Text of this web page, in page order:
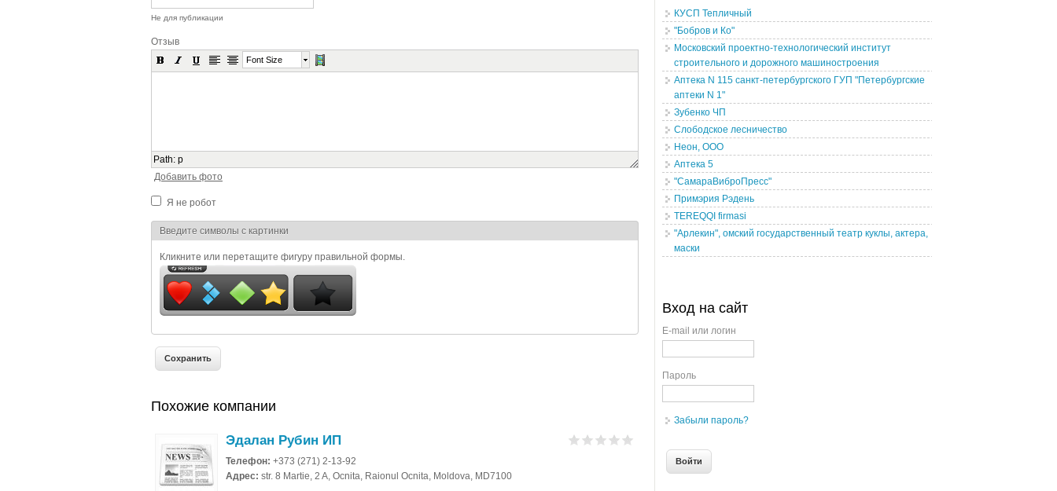
Не для публикации
Отзыв
Font Size
Path: p
Добавить фото
Я не робот
Я спамер
Введите символы с картинки
Кликните или перетащите фигуру правильной формы.
Похожие компании
Эдалан Рубин ИП
Телефон: +373 (271) 2-13-92
Адрес: str. 8 Martie, 2 A, Ocnita, Raionul Ocnita, Moldova, MD7100
КУСП Тепличный
"Бобров и Ко"
Московский проектно-технологический институт
строительного и дорожного машиностроения
Аптека N 115 санкт-петербургского ГУП "Петербургские
аптеки N 1"
Зубенко ЧП
Слободское лесничество
Неон, ООО
Аптека 5
"СамараВиброПресс"
Примэрия Рэдень
TEREQQI firmasi
"Арлекин", омский государственный театр куклы, актера,
маски
Вход на сайт
E-mail или логин
Пароль
Забыли пароль?